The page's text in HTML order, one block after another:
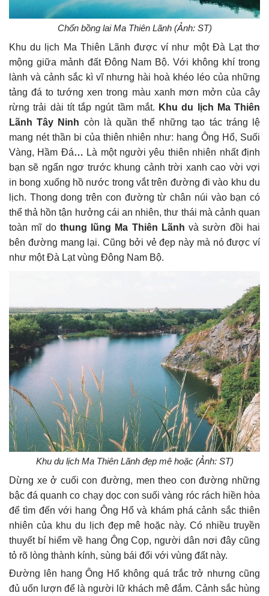
Chốn bồng lai Ma Thiên Lãnh (Ảnh: ST)
Khu du lịch Ma Thiên Lãnh được ví như một Đà Lạt thơ
mộng giữa mảnh đất Đông Nam Bộ. Với không khí trong
lành và cảnh sắc kì vĩ nhưng hài hoà khéo léo của những
tảng đá to tướng xen trong màu xanh mơn mởn của cây
rừng trải dài tít tắp ngút tầm mắt. Khu du lịch Ma Thiên
Lãnh Tây Ninh còn là quần thể những tạo tác tráng lệ
mang nét thần bi của thiên nhiên như: hang Ông Hổ, Suối
Vàng, Hầm Đá… Là một người yêu thiên nhiên nhất định
bạn sẽ ngẩn ngơ trước khung cảnh trời xanh cao vời vợi
in bong xuống hồ nước trong vắt trên đường đi vào khu du
lịch. Thong dong trên con đường từ chân núi vào bạn có
thể thả hồn tận hưởng cái an nhiên, thư thái mà cảnh quan
toàn mĩ do thung lũng Ma Thiên Lãnh và sườn đồi hai
bên đường mang lại. Cũng bởi vẻ đẹp này mà nó được ví
như một Đà Lạt vùng Đông Nam Bộ.
Khu du lịch Ma Thiên Lãnh đẹp mê hoặc (Ảnh: ST)
Dừng xe ở cuối con đường, men theo con đường những
bậc đá quanh co chạy dọc con suối vàng róc rách hiền hòa
để tìm đến với hang Ông Hổ và khám phá cảnh sắc thiên
nhiên của khu du lịch đẹp mê hoặc này. Có nhiều truyền
thuyết bí hiểm về hang Ông Cọp, người dân nơi đây cũng
tỏ rõ lòng thành kính, sùng bái đối với vùng đất này.
Đường lên hang Ông Hổ không quá trắc trở nhưng cũng
đủ uốn lượn để là người lữ khách mê đắm. Cảnh sắc hùng